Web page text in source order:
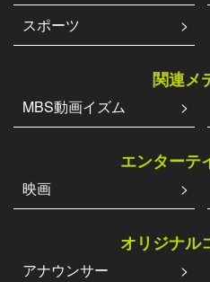
スポーツ
関連メ
MBS動画イズム
エンターテ
映画
オリジナル
アナウンサー